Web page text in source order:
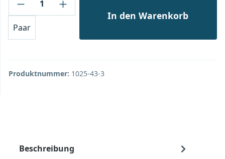
Paar
In den Warenkorb
Produktnummer: 1025-43-3
Beschreibung